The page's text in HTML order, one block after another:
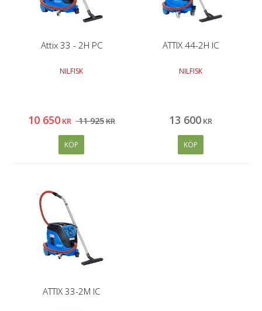
Attix 33 - 2H PC
NILFISK
10 650 KR 11 925KR
KÖP
ATTIX 44-2H IC
NILFISK
13 600 KR
KÖP
ATTIX 33-2M IC